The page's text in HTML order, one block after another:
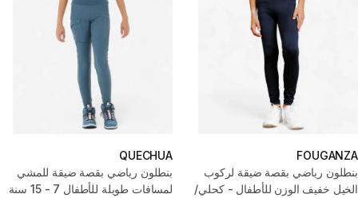
FOUGANZA
بنطلون رياضي بقصة ضيقة لركوب
الخيل خفيف الوزن للأطفال - كحلي/
QUECHUA
بنطلون رياضي بقصة ضيقة للمشي
لمسافات طويلة للأطفال 7 - 15 سنة